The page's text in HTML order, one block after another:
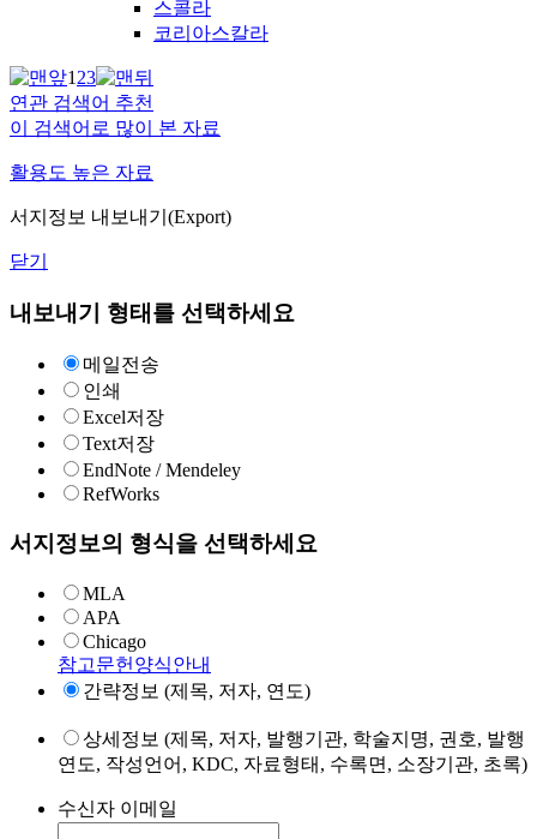
스콜라
코리아스칼라
123
연관 검색어 추천
이 검색어로 많이 본 자료
활용도 높은 자료
서지정보 내보내기(Export)
닫기
내보내기 형태를 선택하세요
메일전송
인쇄
Excel저장
Text저장
EndNote / Mendeley
RefWorks
서지정보의 형식을 선택하세요
MLA
APA
Chicago
참고문헌양식안내
간략정보 (제목, 저자, 연도)
상세정보 (제목, 저자, 발행기관, 학술지명, 권호, 발행
연도, 작성언어, KDC, 자료형태, 수록면, 소장기관, 초록)
수신자 이메일